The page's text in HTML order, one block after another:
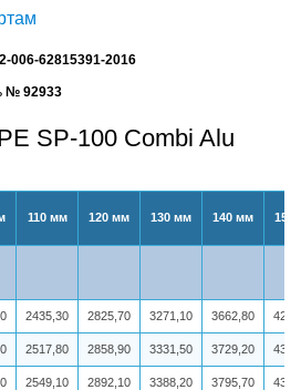
006-62815391-2016
№ 92933
SP-100 Combi Alu
110 мм 120 мм 130 мм 140 мм 150
2435,30 2825,70 3271,10 3662,80
2517,80 2858,90 3331,50 3729,20
2549,10 2892,10 3388,20 3795,70